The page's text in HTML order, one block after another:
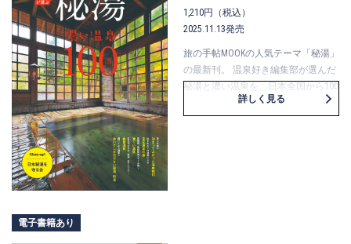
1,210円（税込）
2025.11.13発売
旅の手帖MOOKの人気テーマ「秘湯」
の最新刊。 温泉好き編集部が選んだ
秘湯と濃い温泉を、日本全国から100
湯紹介しています。 あの提灯が目印
の「日本秘湯を守る会」の宿も、会
詳しく見る
電子書籍あり